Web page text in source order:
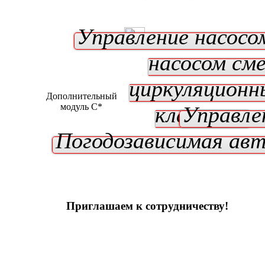
Дополнительный
модуль C*
Управление
насосом
клапаном
Погодозависимая
Приглашаем к сотрудничеству!